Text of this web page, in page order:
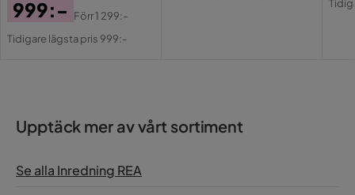
Pris
999:-
Original
Förr1 299:-
Tidigare lägsta pris 999:-
Upptäck mer av vårt sortiment
Se alla Inredning REA